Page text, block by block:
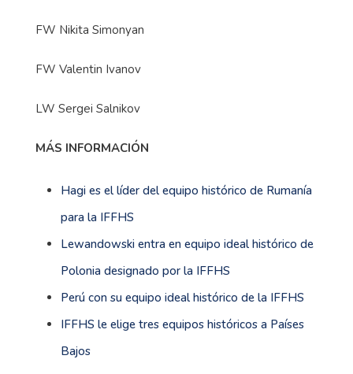
FW Nikita Simonyan
FW Valentin Ivanov
LW Sergei Salnikov
MÁS INFORMACIÓN
Hagi es el líder del equipo histórico de Rumanía
para la IFFHS
Lewandowski entra en equipo ideal histórico de
Polonia designado por la IFFHS
Perú con su equipo ideal histórico de la IFFHS
IFFHS le elige tres equipos históricos a Países
Bajos